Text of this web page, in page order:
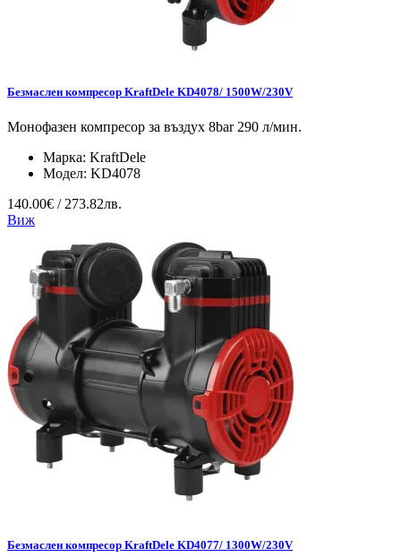
Безмаслен компресор KraftDele KD4078/ 1500W/230V
Монофазен компресор за въздух 8bar 290 л/мин.
Марка: KraftDele
Модел: KD4078
140.00€ / 273.82лв.
Виж
Безмаслен компресор KraftDele KD4077/ 1300W/230V